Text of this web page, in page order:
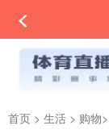
首页 > 生活 > 购物>